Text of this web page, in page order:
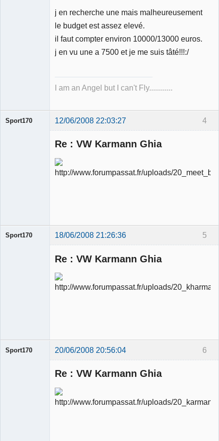
j en recherche une mais malheureusement
le budget est assez elevé.
il faut compter environ 10000/13000 euros.
j en vu une a 7500 et je me suis tâté!!!:/
I am an Angel but I can't Fly............
4
Sport170 12/06/2008 22:03:27
Re : VW Karmann Ghia
5
Sport170 18/06/2008 21:26:36
Re : VW Karmann Ghia
6
Sport170 20/06/2008 20:56:04
Re : VW Karmann Ghia